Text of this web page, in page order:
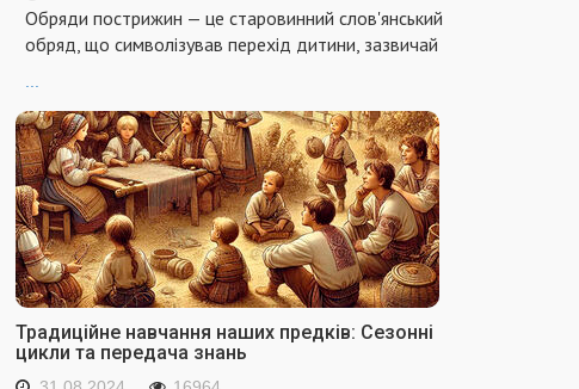
Обряди пострижин — це старовинний слов'янський
обряд, що символізував перехід дитини, зазвичай
...
Традиційне навчання наших предків: Сезонні
цикли та передача знань